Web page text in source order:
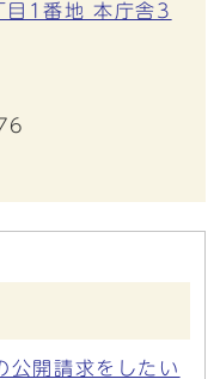
1番地 本庁舎3
公開請求をしたい